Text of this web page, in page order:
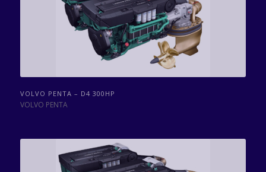
VOLVO PENTA – D4 300HP
VOLVO PENTA